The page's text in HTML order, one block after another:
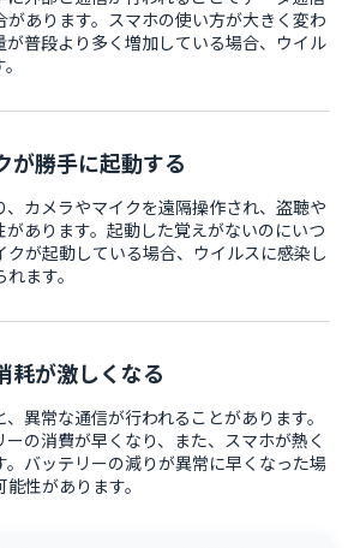
があります。スマホの使い方が大きく変わ
が普段より多く増加している場合、ウイル
が勝手に起動する
、カメラやマイクを遠隔操作され、盗聴や
あります。起動した覚えがないのにいつ
クが起動している場合、ウイルスに感染し
ます。
耗が激しくなる
異常な通信が行われることがあります。
の消費が早くなり、また、スマホが熱く
。バッテリーの減りが異常に早くなった場
性があります。